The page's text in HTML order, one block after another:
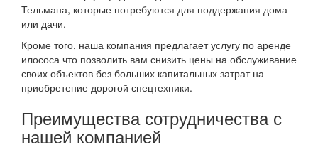
Тельмана, которые потребуются для поддержания дома
или дачи.
Кроме того, наша компания предлагает услугу по аренде
илососа что позволить вам снизить цены на обслуживание
своих объектов без больших капитальных затрат на
приобретение дорогой спецтехники.
Преимущества сотрудничества с
нашей компанией